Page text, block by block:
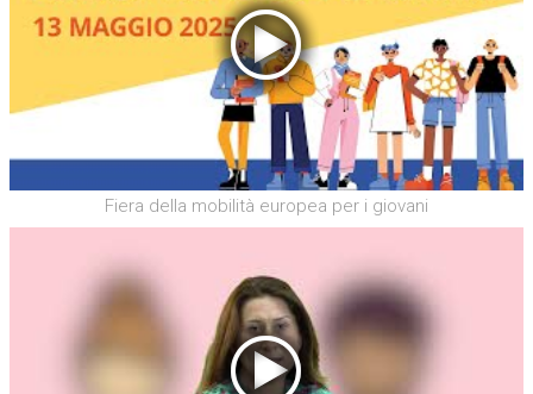
Fiera della mobilità europea per i giovani